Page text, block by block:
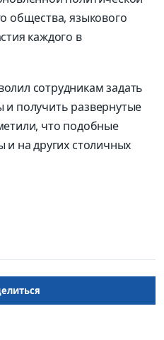
общества, языкового
каждого в
сотрудникам задать
получить развернутые
что подобные
и на других столичных